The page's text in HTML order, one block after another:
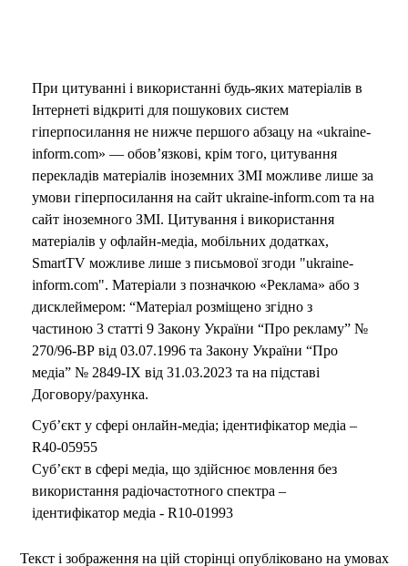
При цитуванні і використанні будь-яких матеріалів в
Інтернеті відкриті для пошукових систем
гіперпосилання не нижче першого абзацу на «ukraine-
inform.com» — обов’язкові, крім того, цитування
перекладів матеріалів іноземних ЗМІ можливе лише за
умови гіперпосилання на сайт ukraine-inform.com та на
сайт іноземного ЗМІ. Цитування і використання
матеріалів у офлайн-медіа, мобільних додатках,
SmartTV можливе лише з письмової згоди "ukraine-
inform.com". Матеріали з позначкою «Реклама» або з
дисклеймером: “Матеріал розміщено згідно з
частиною 3 статті 9 Закону України “Про рекламу” №
270/96-ВР від 03.07.1996 та Закону України “Про
медіа” № 2849-IX від 31.03.2023 та на підставі
Договору/рахунка.
Суб’єкт у сфері онлайн-медіа; ідентифікатор медіа –
R40-05955
Суб’єкт в сфері медіа, що здійснює мовлення без
використання радіочастотного спектра –
ідентифікатор медіа - R10-01993
Текст і зображення на цій сторінці опубліковано на умовах